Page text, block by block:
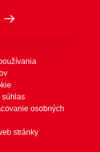
súhlas
osobných
stránky